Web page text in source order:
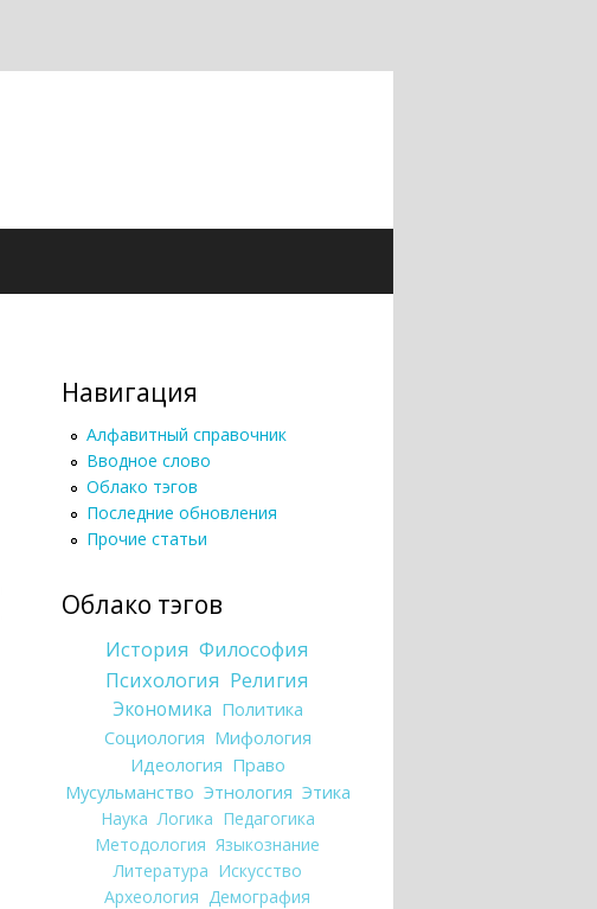
Навигация
Алфавитный справочник
Вводное слово
Облако тэгов
Последние обновления
Прочие статьи
Облако тэгов
История Философия
Психология Религия
Экономика Политика
Социология Мифология
Идеология Право
Мусульманство Этнология Этика
Наука Логика Педагогика
Методология Языкознание
Литература Искусство
Археология Демография